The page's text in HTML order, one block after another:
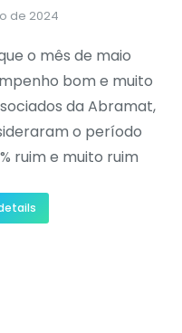
de 2024
o mês de maio
bom e muito
da Abramat,
o período
ruim e muito ruim